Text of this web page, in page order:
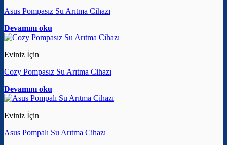
Asus Pompasız Su Arıtma Cihazı
Devamını oku
Eviniz İçin
Cozy Pompasız Su Arıtma Cihazı
Devamını oku
Eviniz İçin
Asus Pompalı Su Arıtma Cihazı